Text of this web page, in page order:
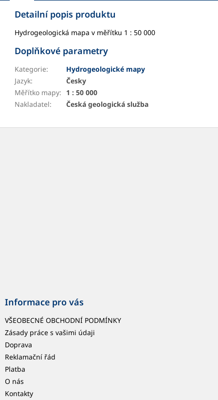
Detailní popis produktu
Hydrogeologická mapa v měřítku 1 : 50 000
Doplňkové parametry
Kategorie:
Hydrogeologické mapy
Jazyk:
Česky
Měřítko mapy:
1 : 50 000
Nakladatel: Česká geologická služba
Z
Informace pro vás
VŠEOBECNÉ OBCHODNÍ PODMÍNKY
Zásady práce s vašimi údaji
Doprava
Reklamační řád
Platba
O nás
Kontakty